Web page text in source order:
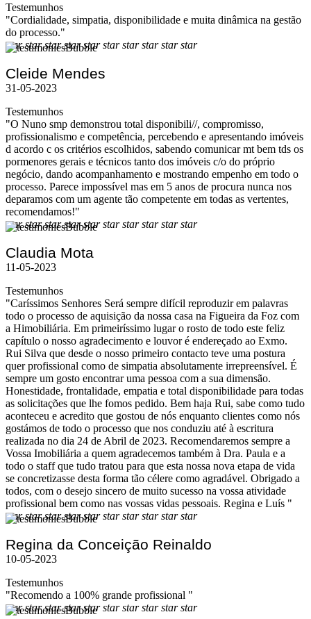
Testemunhos
"Cordialidade, simpatia, disponibilidade e muita dinâmica na gestão
do processo."
star star star star star star star star star star
Cleide Mendes
31-05-2023
Testemunhos
"O Nuno smp demonstrou total disponibili//, compromisso,
profissionalismo e competência, percebendo e apresentando imóveis
d acordo c os critérios escolhidos, sabendo comunicar mt bem tds os
pormenores gerais e técnicos tanto dos imóveis c/o do próprio
negócio, dando acompanhamento e mostrando empenho em todo o
processo. Parece impossível mas em 5 anos de procura nunca nos
deparamos com um agente tão competente em todas as vertentes,
recomendamos!"
star star star star star star star star star star
Claudia Mota
11-05-2023
Testemunhos
"Caríssimos Senhores Será sempre difícil reproduzir em palavras
todo o processo de aquisição da nossa casa na Figueira da Foz com
a Himobiliária. Em primeiríssimo lugar o rosto de todo este feliz
capítulo o nosso agradecimento e louvor é endereçado ao Exmo.
Rui Silva que desde o nosso primeiro contacto teve uma postura
quer profissional como de simpatia absolutamente irrepreensível. É
sempre um gosto encontrar uma pessoa com a sua dimensão.
Honestidade, frontalidade, empatia e total disponibilidade para todas
as solicitações que lhe fomos pedido. Bem haja Rui, sabe como tudo
aconteceu e acredito que gostou de nós enquanto clientes como nós
gostámos de todo o processo que nos conduziu até à escritura
realizada no dia 24 de Abril de 2023. Recomendaremos sempre a
Vossa Imobiliária a quem agradecemos também à Dra. Paula e a
todo o staff que tudo tratou para que esta nossa nova etapa de vida
se concretizasse desta forma tão célere como agradável. Obrigado a
todos, com o desejo sincero de muito sucesso na vossa atividade
profissional bem como nas vossas vidas pessoais. Regina e Luís "
star star star star star star star star star star
Regina da Conceição Reinaldo
10-05-2023
Testemunhos
"Recomendo a 100% grande profissional "
star star star star star star star star star star